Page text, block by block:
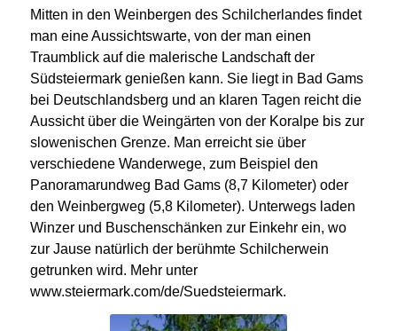
Mitten in den Weinbergen des Schilcherlandes findet
man eine Aussichtswarte, von der man einen
Traumblick auf die malerische Landschaft der
Südsteiermark genießen kann. Sie liegt in Bad Gams
bei Deutschlandsberg und an klaren Tagen reicht die
Aussicht über die Weingärten von der Koralpe bis zur
slowenischen Grenze. Man erreicht sie über
verschiedene Wanderwege, zum Beispiel den
Panoramarundweg Bad Gams (8,7 Kilometer) oder
den Weinbergweg (5,8 Kilometer). Unterwegs laden
Winzer und Buschenschänken zur Einkehr ein, wo
zur Jause natürlich der berühmte Schilcherwein
getrunken wird. Mehr unter
www.steiermark.com/de/Suedsteiermark.